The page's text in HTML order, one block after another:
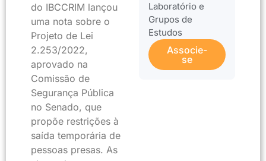
do IBCCRIM lançou
uma nota sobre o
Projeto de Lei
2.253/2022,
aprovado na
Comissão de
Segurança Pública
no Senado, que
propõe restrições à
saída temporária de
pessoas presas. As
Laboratório e
Grupos de
Estudos
Associe-
se